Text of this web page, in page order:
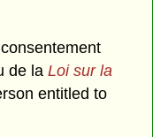
de la Loi sur la
entitled to